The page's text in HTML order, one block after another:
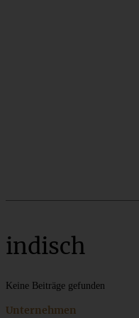
indisch
Keine Beiträge gefunden
Unternehmen